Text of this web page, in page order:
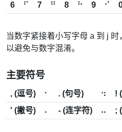
6
⠋ 7 ⠛ 8 ⠓ 9 ⠊
当数字紧接着小写字母 a 到 j
以避免与数字混淆。
主要符号
, (逗号) ⠂ . (句号) ⠲ !
' (撇号)
⠄ - (连字符) ⠤ ;